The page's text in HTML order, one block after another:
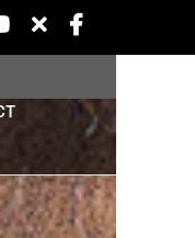
YouTube
X Facebook